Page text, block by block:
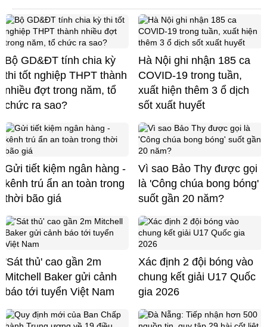
Bộ GD&ĐT tính chia kỳ
thi tốt nghiệp THPT thành
nhiều đợt trong năm, tổ
chức ra sao?
Hà Nội ghi nhận 185 ca
COVID-19 trong tuần,
xuất hiện thêm 3 ổ dịch
sốt xuất huyết
Gửi tiết kiệm ngân hàng -
kênh trú ẩn an toàn trong
thời bão giá
Vì sao Bảo Thy được gọi
là 'Công chúa bong bóng'
suốt gần 20 năm?
'Sát thủ' cao gần 2m
Mitchell Baker gửi cảnh
báo tới tuyển Việt Nam
Xác định 2 đội bóng vào
chung kết giải U17 Quốc
gia 2026